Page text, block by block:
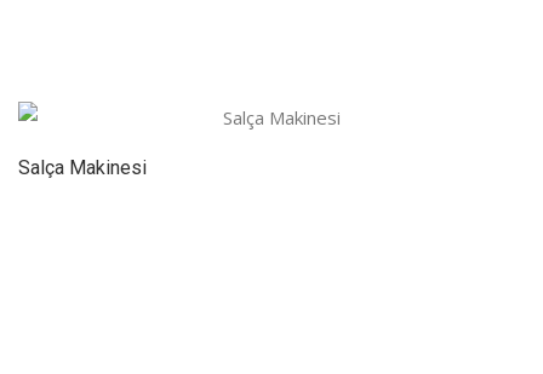
Salça Makinesi